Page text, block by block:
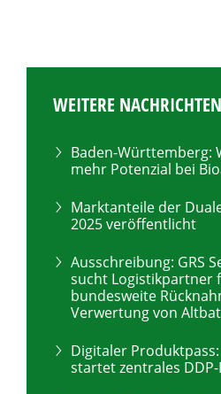
WEITERE NACHRICHTEN
Baden-Württemberg:
mehr Potenzial bei
Marktanteile der
2025 veröffentlicht
Ausschreibung: GRS
sucht Logistikpartner
bundesweite
Verwertung von
Digitaler
startet zentrales